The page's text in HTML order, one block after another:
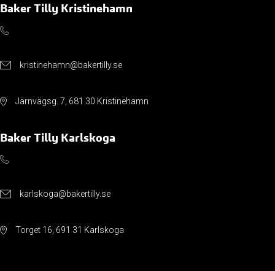
Baker Tilly Kristinehamn
kristinehamn@bakertilly.se
Järnvägsg. 7, 681 30 Kristinehamn
Baker Tilly Karlskoga
karlskoga@bakertilly.se
Torget 16, 691 31 Karlskoga